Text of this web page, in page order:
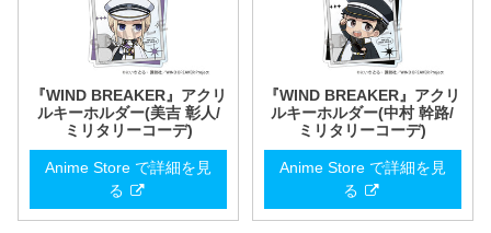
『WIND BREAKER』アクリ
ルキーホルダー(美吉 彰人/
ミリタリーコーデ)
Anime Store で詳細を見
る
『WIND BREAKER』アクリ
ルキーホルダー(中村 幹路/
ミリタリーコーデ)
Anime Store で詳細を見
る